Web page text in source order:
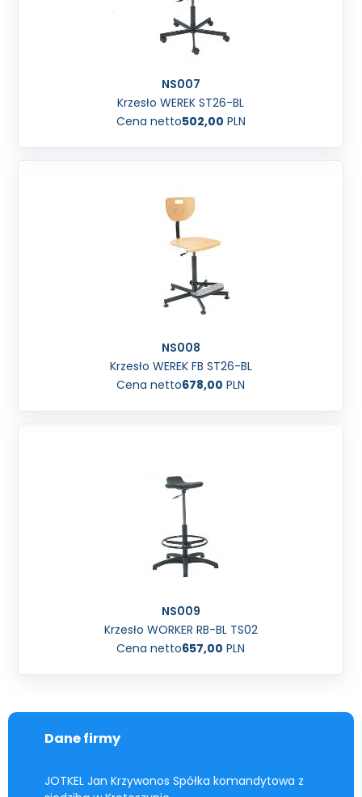
NS007
Krzesło WEREK ST26-BL
Cena netto502,00 PLN
NS008
Krzesło WEREK FB ST26-BL
Cena netto678,00 PLN
NS009
Krzesło WORKER RB-BL TS02
Cena netto657,00 PLN
Dane firmy
JOTKEL Jan Krzywonos Spółka komandytowa z